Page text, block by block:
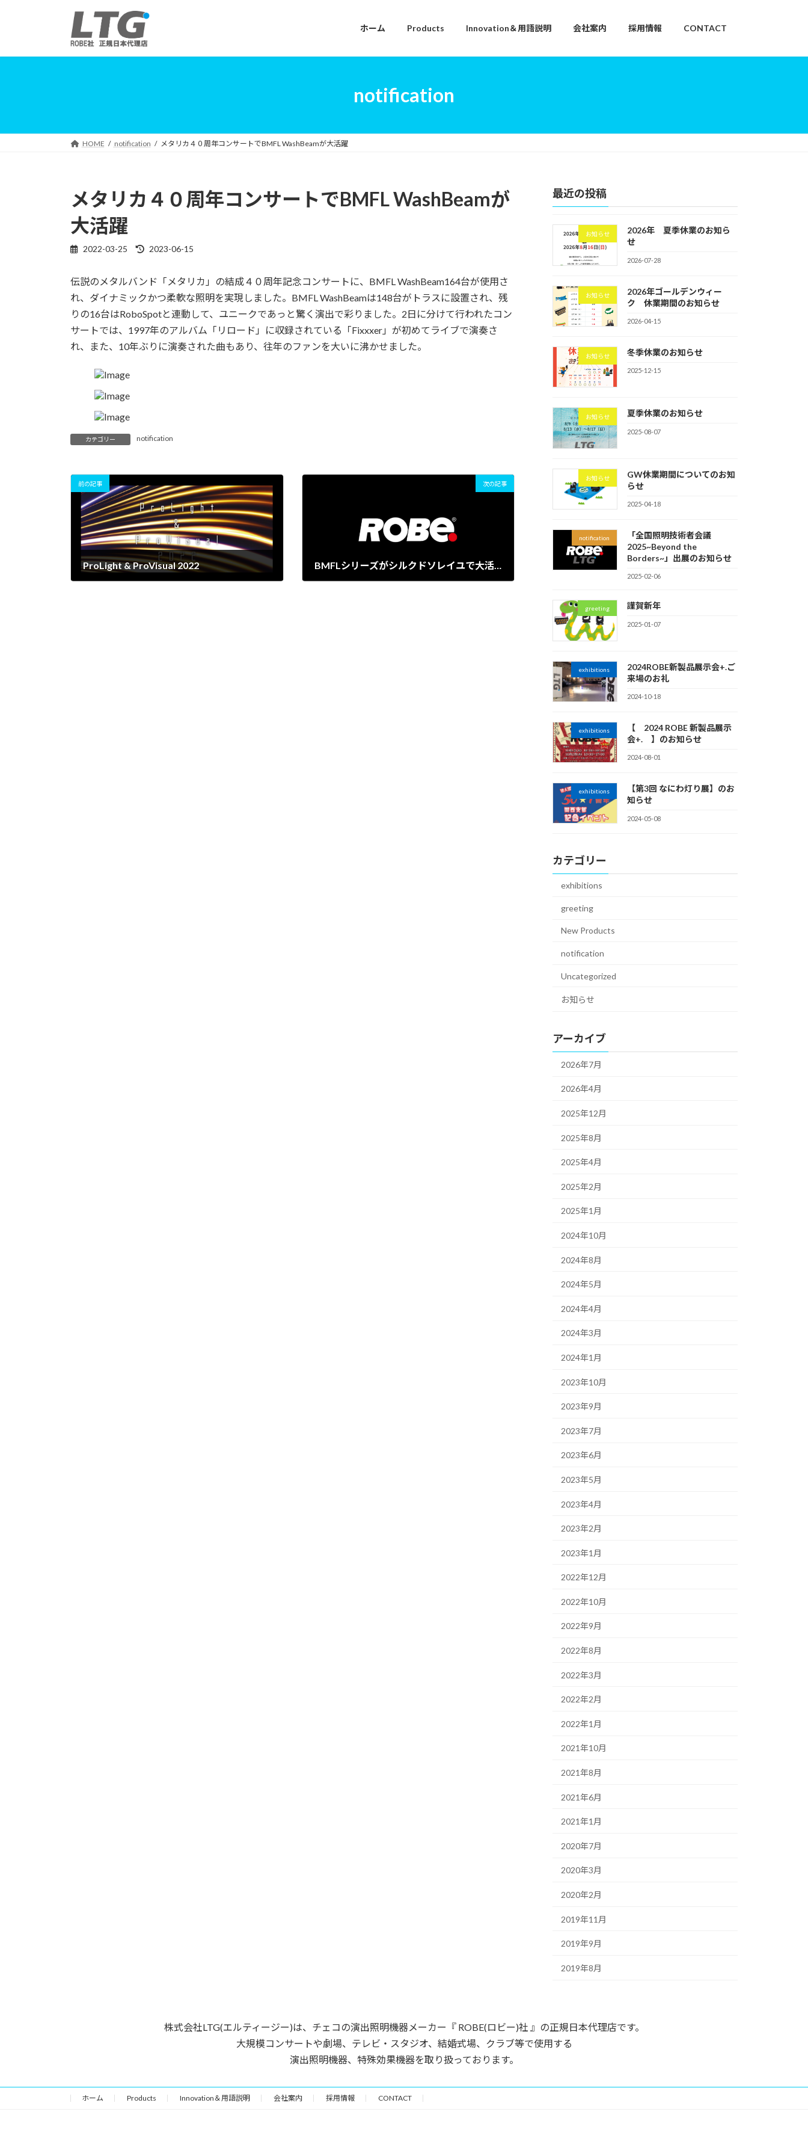
プ
動
ホーム Products Innovation＆用語説明 会社案内 採用情報 CONTACT
notification
HOME notification メタリカ４０周年コンサートでBMFL WashBeamが大活躍
メタリカ４０周年コンサートでBMFL WashBeamが
大活躍
2022-03-25
最
新
日
:
2023-06-15
伝説のメタルバンド「メタリカ」の結成４０周年記念コンサートに、BMFL WashBeam164台が使用さ
れ、ダイナミックかつ柔軟な照明を実現しました。BMFL WashBeamは148台がトラスに設置され、残
りの16台はRoboSpotと連動して、ユニークであっと驚く演出で彩りました。2日に分けて行われたコン
サートでは、1997年のアルバム「リロード」に収録されている「Fixxxer」が初めてライブで演奏さ
れ、また、10年ぶりに演奏された曲もあり、往年のファンを大いに沸かせました。
カテゴリー notification
前の記事
ProLight & ProVisual 2022
次の記事
BMFLシリーズがシルクドソレイユで大活躍
最近の投稿
お知らせ
2026年 夏季休業のお知ら
せ
2026-07-28
お知らせ
2026年ゴールデンウィー
ク 休業期間のお知らせ
2026-04-15
お知らせ 冬季休業のお知らせ
2025-12-15
お知らせ 夏季休業のお知らせ
2025-08-07
お知らせ
GW休業期間についてのお知
らせ
2025-04-18
notification
「全国照明技術者会議
2025~Beyond the
Borders~」出展のお知らせ
2025-02-06
greeting 謹賀新年
2025-01-07
exhibitions
2024ROBE新製品展示会+.ご
来場のお礼
2024-10-18
exhibitions
【 2024 ROBE 新製品展示
会+. 】のお知らせ
2024-08-01
exhibitions
【第3回 なにわ灯り展】のお
知らせ
2024-05-08
カテゴリー
exhibitions
greeting
New Products
notification
Uncategorized
お知らせ
アーカイブ
2026年7月
2026年4月
2025年12月
2025年8月
2025年4月
2025年2月
2025年1月
2024年10月
2024年8月
2024年5月
2024年4月
2024年3月
2024年1月
2023年10月
2023年9月
2023年7月
2023年6月
2023年5月
2023年4月
2023年2月
2023年1月
2022年12月
2022年10月
2022年9月
2022年8月
2022年3月
2022年2月
2022年1月
2021年10月
2021年8月
2021年6月
2021年1月
2020年7月
2020年3月
2020年2月
2019年11月
2019年9月
2019年8月
株式会社LTG(エルティージー)は、チェコの演出照明機器メーカー『 ROBE(ロビー)社 』の正規日本代理店です。
大規模コンサートや劇場、テレビ・スタジオ、結婚式場、クラブ等で使用する
演出照明機器、特殊効果機器を取り扱っております。
ホーム Products Innovation＆用語説明 会社案内 採用情報 CONTACT